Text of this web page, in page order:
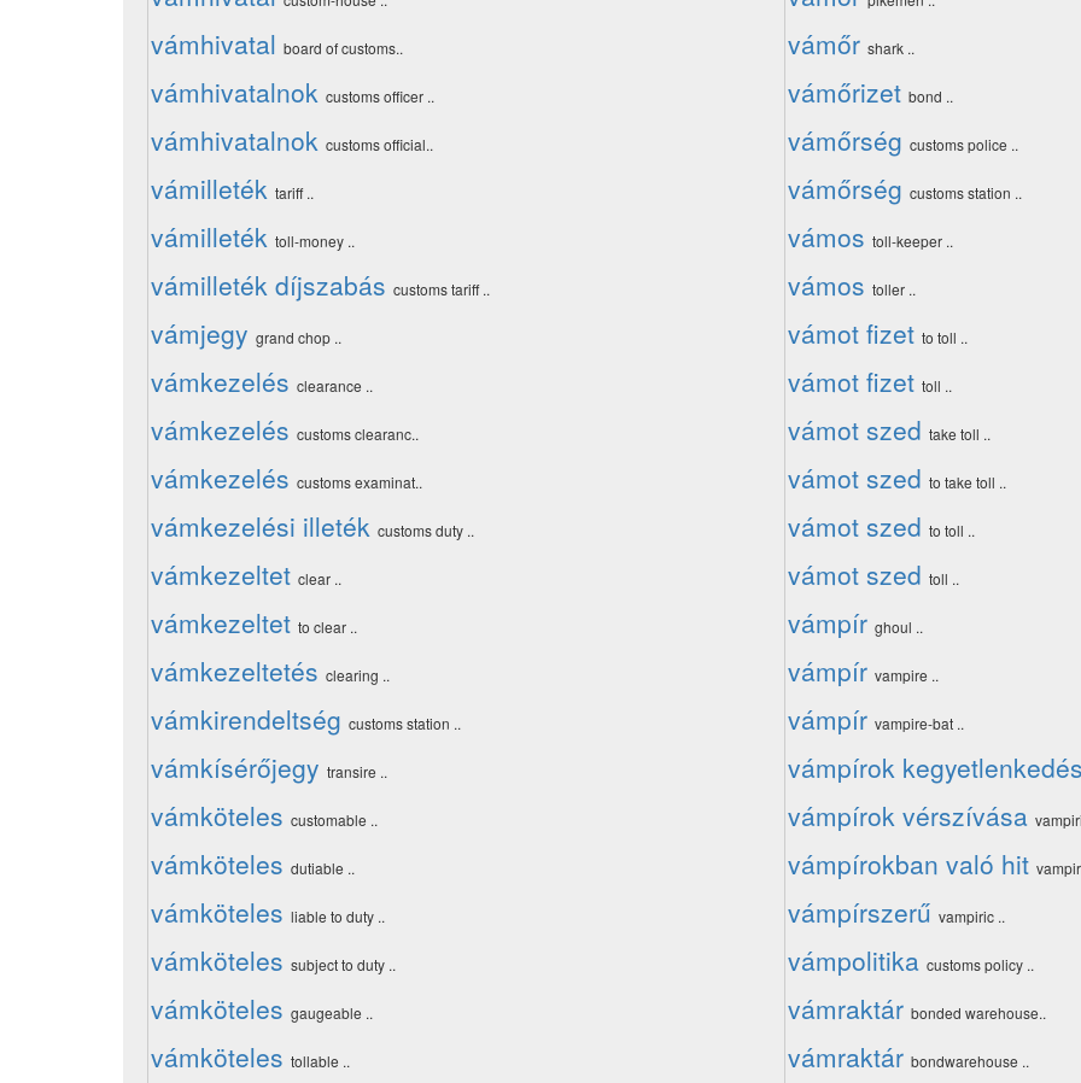
vámhivatal board of customs..
vámhivatalnok customs officer ..
vámhivatalnok customs official..
vámilleték tariff ..
vámilleték toll-money ..
vámilleték díjszabás customs tariff ..
vámjegy grand chop ..
vámkezelés clearance ..
vámkezelés customs clearanc..
vámkezelés customs examinat..
vámkezelési illeték customs duty ..
vámkezeltet clear ..
vámkezeltet to clear ..
vámkezeltetés clearing ..
vámkirendeltség customs station ..
vámkísérőjegy transire ..
vámköteles customable ..
vámköteles dutiable ..
vámköteles liable to duty ..
vámköteles subject to duty ..
vámköteles gaugeable ..
vámköteles tollable ..
vámőr shark ..
vámőrizet bond ..
vámőrség customs police ..
vámőrség customs station ..
vámos toll-keeper ..
vámos toller ..
vámot fizet to toll ..
vámot fizet toll ..
vámot szed take toll ..
vámot szed to take toll ..
vámot szed to toll ..
vámot szed toll ..
vámpír ghoul ..
vámpír vampire ..
vámpír vampire-bat ..
vámpírok
vámpírok vérszívása
vámpírokban való hit
vámpírszerű vampiric ..
vámpolitika customs policy ..
vámraktár bonded warehouse..
vámraktár bondwarehouse ..